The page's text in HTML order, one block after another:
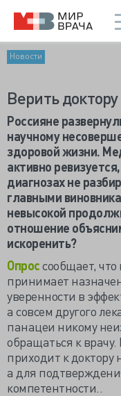
Новости
Верить
Россияне
научному
здоровой жизни.
активно
диагнозах не
главными
невысокой
отношение
искоренить?
Опроссообщает,
принимает
уверенности в
а совсем другого
панацеи никому
обращаться к врачу.
приходит к доктору
а для
компетентности..